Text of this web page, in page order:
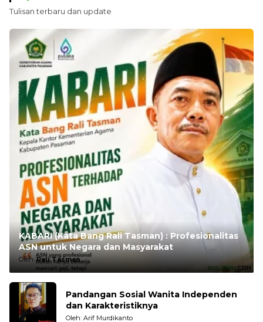
Tulisan terbaru dan update
KABARI (Kata Bang Rali Tasman) : Profesionalitas
ASN untuk Negara dan Masyarakat
Oleh:Rali Tasman
Pandangan Sosial Wanita Independen
dan Karakteristiknya
Oleh: Arif Murdikanto